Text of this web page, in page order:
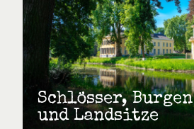
Schlösser, Burgen
und Landsitze